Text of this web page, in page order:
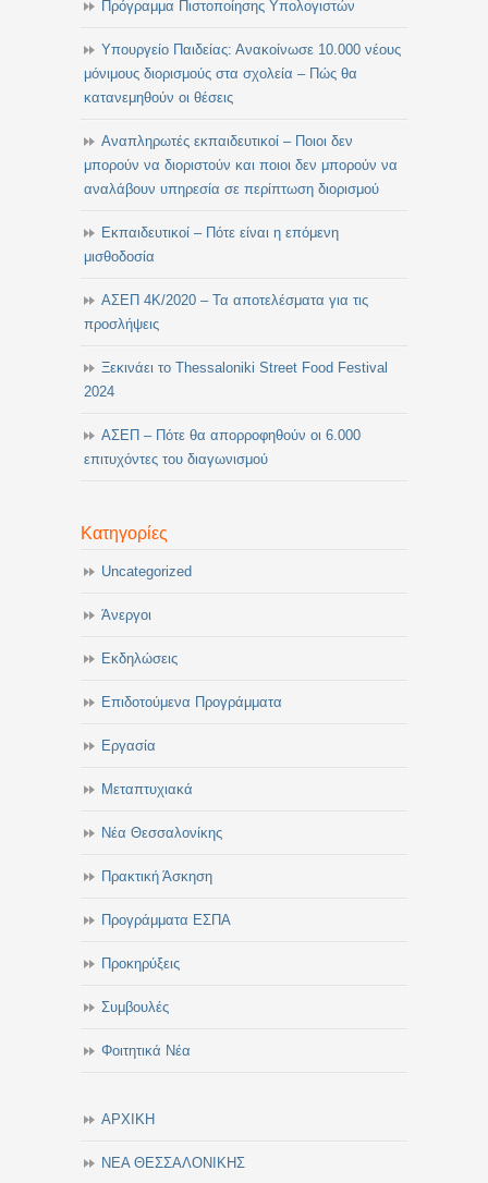
Πρόγραμμα Πιστοποίησης Υπολογιστών
Υπουργείο Παιδείας: Ανακοίνωσε 10.000 νέους
μόνιμους διορισμούς στα σχολεία – Πώς θα
κατανεμηθούν οι θέσεις
Αναπληρωτές εκπαιδευτικοί – Ποιοι δεν
μπορούν να διοριστούν και ποιοι δεν μπορούν να
αναλάβουν υπηρεσία σε περίπτωση διορισμού
Εκπαιδευτικοί – Πότε είναι η επόμενη
μισθοδοσία
ΑΣΕΠ 4Κ/2020 – Τα αποτελέσματα για τις
προσλήψεις
Ξεκινάει το Thessaloniki Street Food Festival
2024
ΑΣΕΠ – Πότε θα απορροφηθούν οι 6.000
επιτυχόντες του διαγωνισμού
Κατηγορίες
Uncategorized
Άνεργοι
Εκδηλώσεις
Επιδοτούμενα Προγράμματα
Εργασία
Μεταπτυχιακά
Νέα Θεσσαλονίκης
Πρακτική Άσκηση
Προγράμματα ΕΣΠΑ
Προκηρύξεις
Συμβουλές
Φοιτητικά Νέα
ΑΡΧΙΚΗ
ΝΕΑ ΘΕΣΣΑΛΟΝΙΚΗΣ